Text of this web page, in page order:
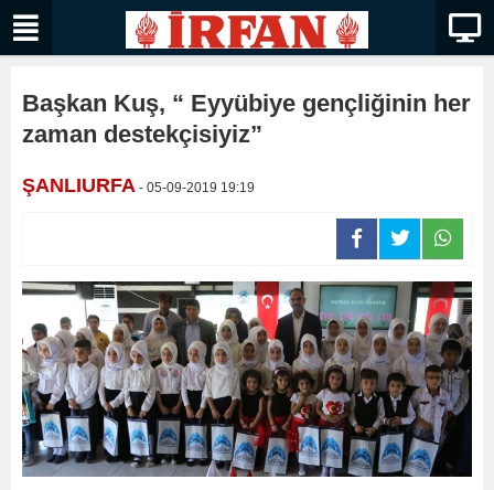
Başkan Kuş, “ Eyyübiye gençliğinin her
zaman destekçisiyiz”
ŞANLIURFA - 05-09-2019 19:19